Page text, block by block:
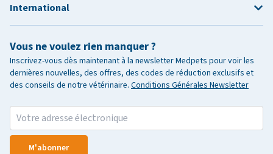
Vous ne voulez rien manquer ?
Inscrivez-vous dès maintenant à la newsletter Medpets pour voir les
dernières nouvelles, des offres, des codes de réduction exclusifs et
des conseils de notre vétérinaire. Conditions Générales Newsletter
M'abonner
International